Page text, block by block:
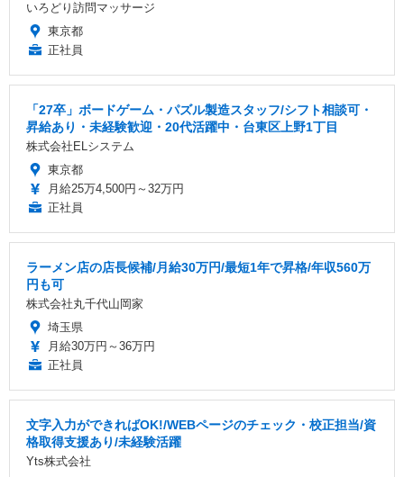
いろどり訪問マッサージ
東京都
正社員
「27卒」ボードゲーム・パズル製造スタッフ/シフト相談可・
昇給あり・未経験歓迎・20代活躍中・台東区上野1丁目
株式会社ELシステム
東京都
月給25万4,500円～32万円
正社員
ラーメン店の店長候補/月給30万円/最短1年で昇格/年収560万
円も可
株式会社丸千代山岡家
埼玉県
月給30万円～36万円
正社員
文字入力ができればOK!/WEBページのチェック・校正担当/資
格取得支援あり/未経験活躍
Yts株式会社